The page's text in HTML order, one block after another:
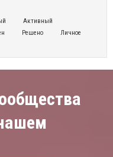
Активный
Решено
Личное